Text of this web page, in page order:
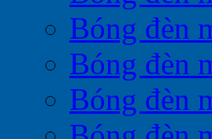
Bóng đèn
Bóng đèn
Bóng đèn